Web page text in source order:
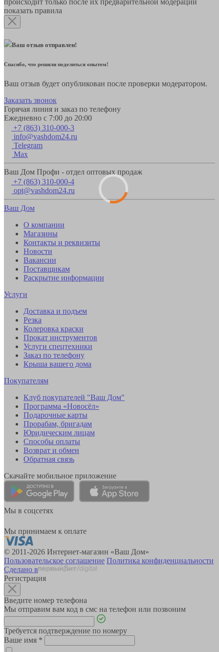
показать правила
Ваш отзыв отправлен!
Спасибо, что решили поделиться опытом!
Ваш отзыв будет опубликован после проверки модератором.
Заказать звонок
Горячая линия и заказ по телефону
Ежедневно с 7:00 до 20:00
+7 (863) 310-000-3
info@vashdom24.ru
Telegram
Max
Ваш Дом Профи - отдел оптовых продаж
+7 (863) 310-000-4
opt@vashdom24.ru
Ваш Дом
О компании
Магазины
Контакты и реквизиты
Новости
Вакансии
Поставщикам
Раскрытие информации
Услуги
Доставка и подъем
Резка
Колеровка краски
Прокат инструментов
Услуги спецтехники
Заказ по телефону
Крыша вашего дома
Покупателям
Клуб покупателей "Ваш Дом"
Программа «Новосёл»
Подарочные карты
Прорабам, бригадам
Юридическим лицам
Способы оплаты
Возврат и обмен
Обратная связь
Скачайте мобильное приложение
Мы в соцсетях
Мы принимаем к оплате
© 2011-2026 Интернет-магазин «Ваш Дом»
Пользовательское соглашение Политика конфиденциальности
Сделано в
Регистрация
Введите номер телефона
Мы отправим вам код в смс на телефон или позвоним
Требуется подтверждение по номеру
Ваше имя *